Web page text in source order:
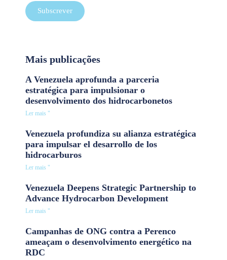
Subscrever
Mais publicações
A Venezuela aprofunda a parceria
estratégica para impulsionar o
desenvolvimento dos hidrocarbonetos
Ler mais "
Venezuela profundiza su alianza estratégica
para impulsar el desarrollo de los
hidrocarburos
Ler mais "
Venezuela Deepens Strategic Partnership to
Advance Hydrocarbon Development
Ler mais "
Campanhas de ONG contra a Perenco
ameaçam o desenvolvimento energético na
RDC